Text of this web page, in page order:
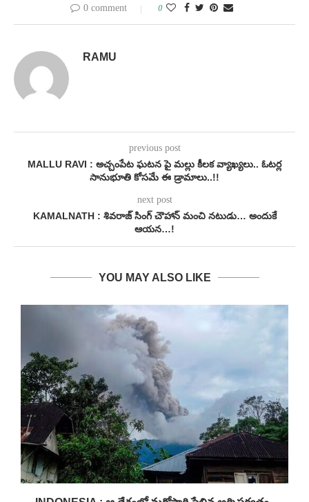
0 comment 0
RAMU
previous post
MALLU RAVI : అచ్చంపేట ఘటన పై మల్లు కీలక వ్యాఖ్యలు.. ఓటర్ల
సానుభూతి కోసమే ఈ డ్రామాలు..!!
next post
KAMALNATH : శివరాజ్ సింగ్ చౌహాన్ మంచి నటుడు… అందుకే
ఆయన…!
YOU MAY ALSO LIKE